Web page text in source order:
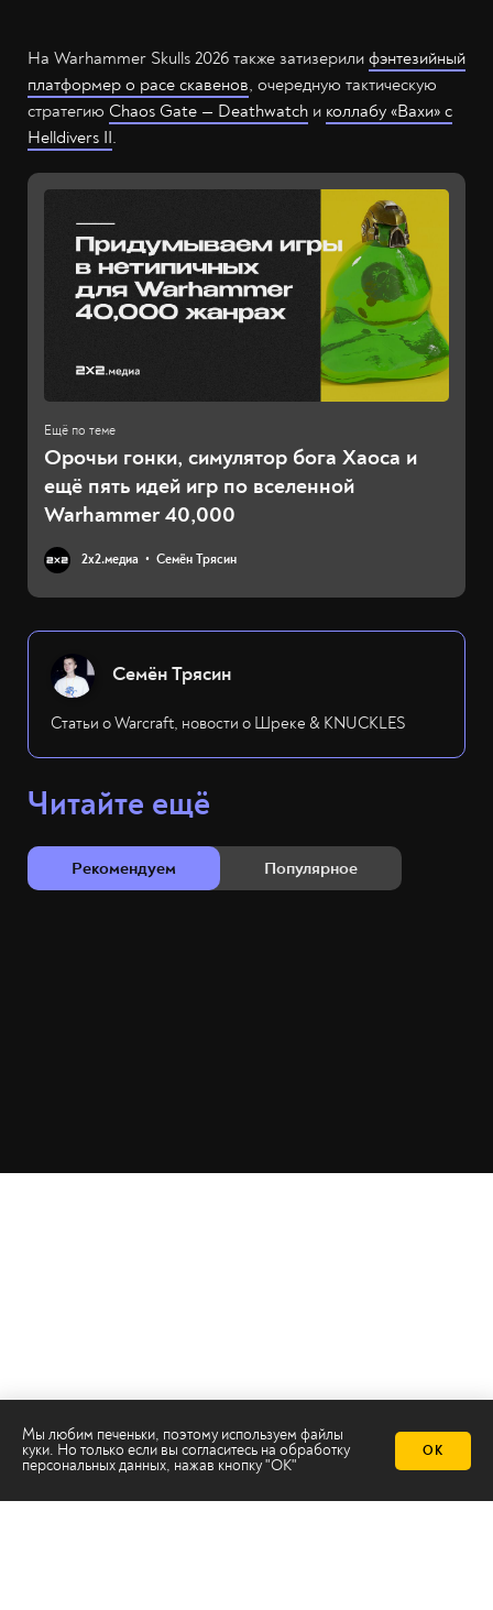
На Warhammer Skulls 2026 также затизерили фэнтезийный
платформер о расе скавенов, очередную тактическую
стратегию Chaos Gate — Deathwatch и коллабу «Вахи» с
Helldivers II.
Орочьи гонки, симулятор бога Хаоса и
ещё пять идей игр по вселенной
Warhammer 40,000
2х2.медиа Семён Трясин
Семён Трясин
Статьи о Warcraft, новости о Шреке & KNUCKLES
Читайте ещё
Рекомендуем Популярное
Мы любим печеньки, поэтому используем файлы
куки. Но только если вы согласитесь на обработку
персональных данных, нажав кнопку "ОК"
ОК
Телеканал 2х2
Онлайн-эфир